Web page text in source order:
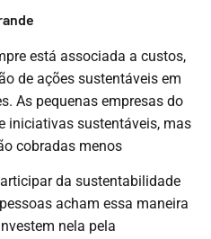
está associada a custos,
de ações sustentáveis em
As pequenas empresas do
iniciativas sustentáveis, mas
cobradas menos
da sustentabilidade
acham essa maneira
nela pela